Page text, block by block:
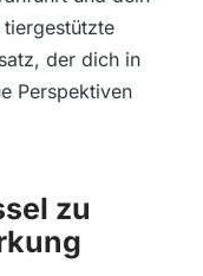
der dich in
Perspektiven
zu